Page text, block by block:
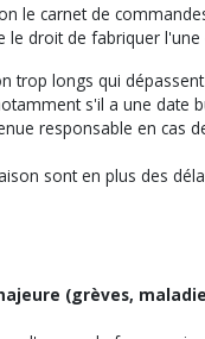
le carnet de
le droit de fabriquer
trop longs qui
s'il a une date
responsable en cas
sont en plus des
(grèves,